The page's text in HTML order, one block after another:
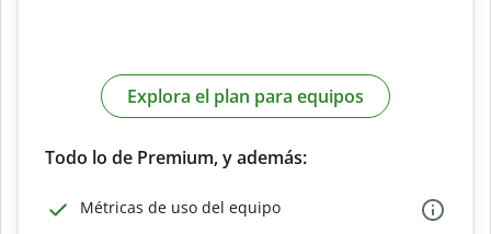
Explora el plan para equipos
Todo lo de Premium, y además:
Métricas de uso del equipo